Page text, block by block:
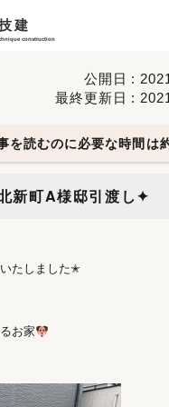
建
construction
公開日 :
最終更新日 :
を読むのに必要な時間は
新町A様邸引渡し✦
たしました✭
お家